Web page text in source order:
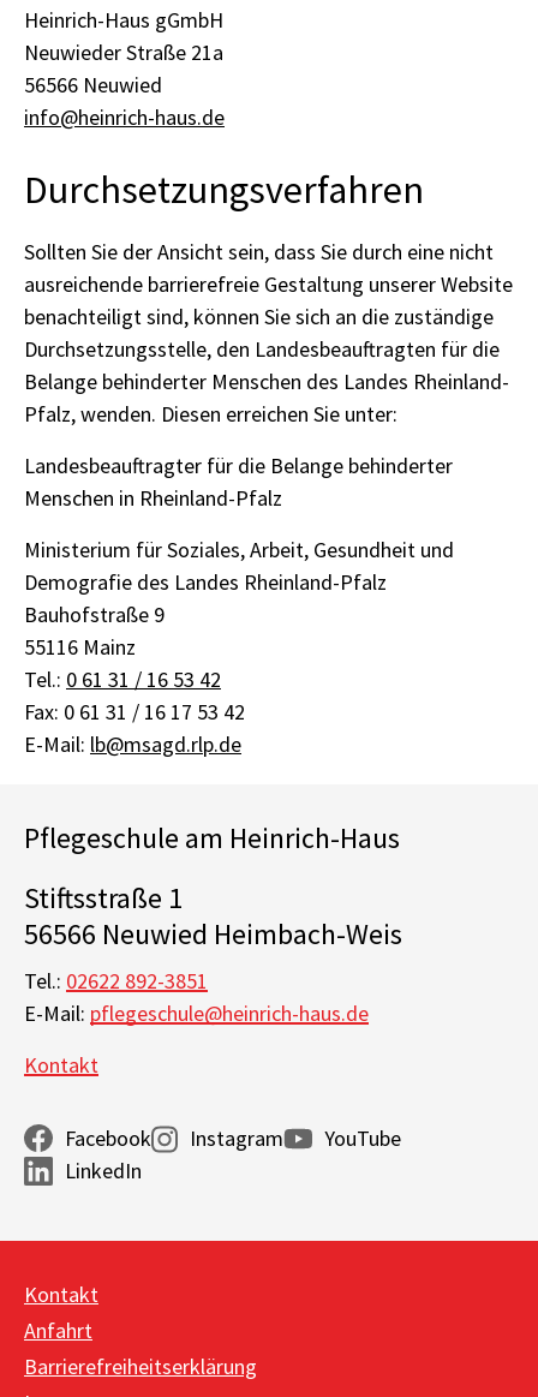
Heinrich-Haus gGmbH
Neuwieder Straße 21a
56566 Neuwied
info@heinrich-haus.de
Durchsetzungsverfahren
Sollten Sie der Ansicht sein, dass Sie durch eine nicht
ausreichende barrierefreie Gestaltung unserer Website
benachteiligt sind, können Sie sich an die zuständige
Durchsetzungsstelle, den Landesbeauftragten für die
Belange behinderter Menschen des Landes Rheinland-
Pfalz, wenden. Diesen erreichen Sie unter:
Landesbeauftragter für die Belange behinderter
Menschen in Rheinland-Pfalz
Ministerium für Soziales, Arbeit, Gesundheit und
Demografie des Landes Rheinland-Pfalz
Bauhofstraße 9
55116 Mainz
Tel.: 0 61 31 / 16 53 42
Fax: 0 61 31 / 16 17 53 42
E-Mail: lb@msagd.rlp.de
Pflegeschule am Heinrich-Haus
Stiftsstraße 1
56566 Neuwied Heimbach-Weis
Tel.: 02622 892-3851
E-Mail: pflegeschule@heinrich-haus.de
Kontakt
Facebook Instagram
YouTube
LinkedIn
Kontakt
Anfahrt
Barrierefreiheitserklärung